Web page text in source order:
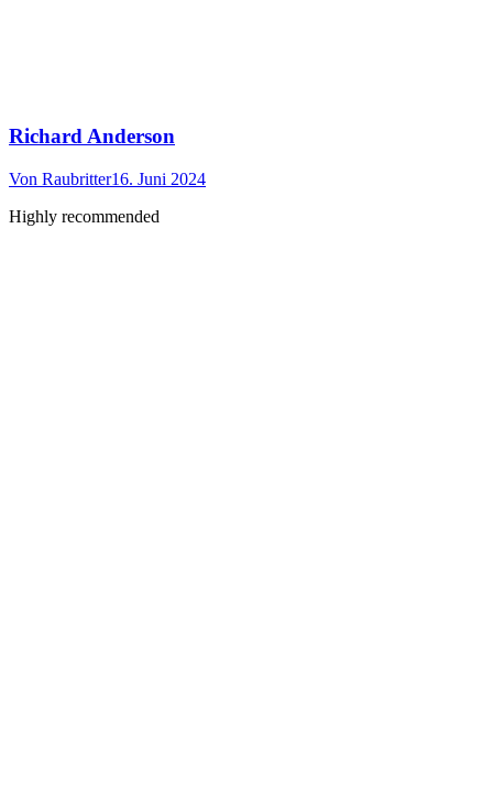
Richard Anderson
Von Raubritter16. Juni 2024
Highly recommended